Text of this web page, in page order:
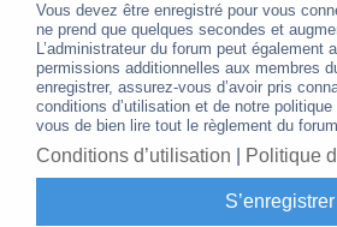
Vous devez être enregistré pour vous
ne prend que quelques secondes et
L’administrateur du forum peut également
permissions additionnelles aux membres
enregistrer, assurez-vous d’avoir pris
conditions d’utilisation et de notre
vous de bien lire tout le règlement du
Conditions d’utilisation Politique
S’enregistrer